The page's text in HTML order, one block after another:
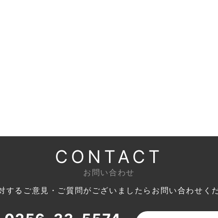
CONTACT
お問い合わせ
するご意見・ご質問がございましたら お問い合わせく